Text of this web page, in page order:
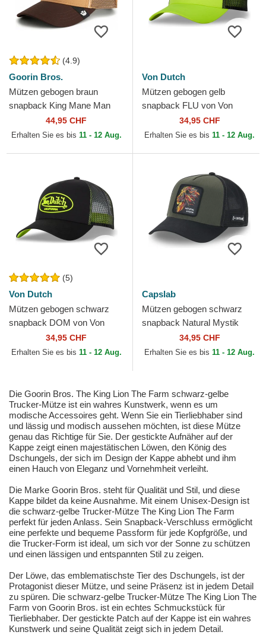
(4.9)
Goorin Bros.
Mützen gebogen braun
snapback King Mane Man
The Farm Goorin Bros.
44,95 CHF
Erhalten Sie es bis 11 - 12 Aug.
Von Dutch
Mützen gebogen gelb
snapback FLU von Von
34,95 CHF
Erhalten Sie es bis 11 - 12 Aug.
(5)
Von Dutch
Mützen gebogen schwarz
snapback DOM von Von
34,95 CHF
Erhalten Sie es bis 11 - 12 Aug.
Capslab
Mützen gebogen schwarz
snapback Natural Mystik
MYS Löwe Beasts von
Capslab
34,95 CHF
Erhalten Sie es bis 11 - 12 Aug.
Die Goorin Bros. The King Lion The Farm schwarz-gelbe
Trucker-Mütze ist ein wahres Kunstwerk, wenn es um
modische Accessoires geht. Wenn Sie ein Tierliebhaber sind
und lässig und modisch aussehen möchten, ist diese Mütze
genau das Richtige für Sie. Der gestickte Aufnäher auf der
Kappe zeigt einen majestätischen Löwen, den König des
Dschungels, der sich im Design der Kappe abhebt und ihm
einen Hauch von Eleganz und Vornehmheit verleiht.
Die Marke Goorin Bros. steht für Qualität und Stil, und diese
Kappe bildet da keine Ausnahme. Mit einem Unisex-Design ist
die schwarz-gelbe Trucker-Mütze The King Lion The Farm
perfekt für jeden Anlass. Sein Snapback-Verschluss ermöglicht
eine perfekte und bequeme Passform für jede Kopfgröße, und
die Trucker-Form ist ideal, um sich vor der Sonne zu schützen
und einen lässigen und entspannten Stil zu zeigen.
Der Löwe, das emblematischste Tier des Dschungels, ist der
Protagonist dieser Mütze, und seine Präsenz ist in jedem Detail
zu spüren. Die schwarz-gelbe Trucker-Mütze The King Lion The
Farm von Goorin Bros. ist ein echtes Schmuckstück für
Tierliebhaber. Der gestickte Patch auf der Kappe ist ein wahres
Kunstwerk und seine Qualität zeigt sich in jedem Detail.